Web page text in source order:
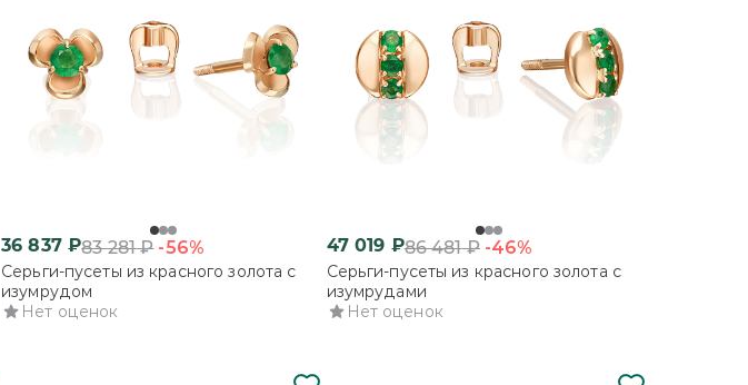
36 837₽83 281₽ -56%
Серьги-пусеты из красного золота с
изумрудом
Нет оценок
47 019 ₽86 481₽ -46%
Серьги-пусеты из красного золота с
изумрудами
Нет оценок